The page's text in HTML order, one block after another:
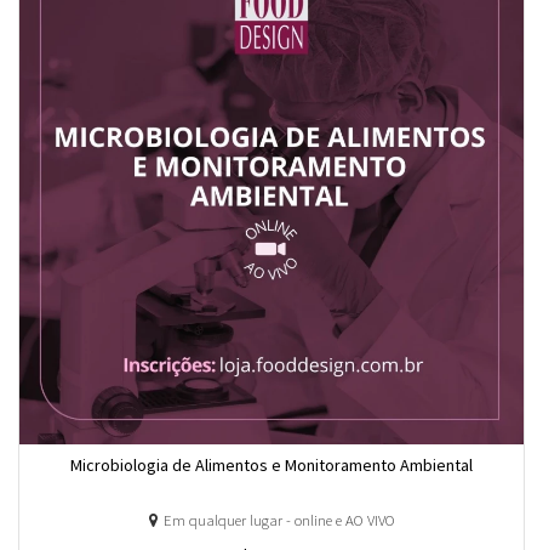
Microbiologia de Alimentos e Monitoramento Ambiental
Em qualquer lugar - online e AO VIVO